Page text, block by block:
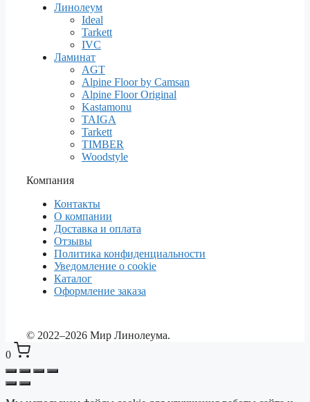
Линолеум
Ideal
Tarkett
IVC
Ламинат
AGT
Alpine Floor by Camsan
Alpine Floor Original
Kastamonu
TAIGA
Tarkett
TIMBER
Woodstyle
Компания
Контакты
О компании
Доставка и оплата
Отзывы
Политика конфиденциальности
Уведомление о cookie
Каталог
Оформление заказа
© 2022–2026 Мир Линолеума.
0